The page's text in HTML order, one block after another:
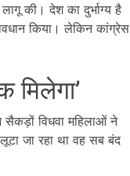
की। देश का दुर्भाग्य है
किया। लेकिन कांग्रेस
सैकड़ों विधवा महिलाओं ने
जा रहा था वह सब बंद